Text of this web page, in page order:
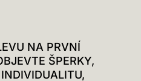
NA PRVNÍ
ŠPERKY,